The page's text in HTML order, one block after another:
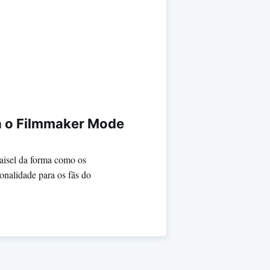
Filmmaker Mode
da forma como os
para os fãs do